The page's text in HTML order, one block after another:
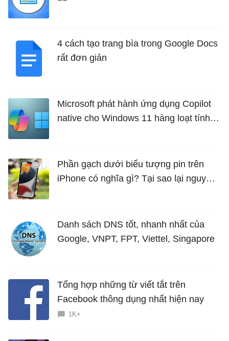
4 cách tạo trang bìa trong Google Docs
rất đơn giản
Microsoft phát hành ứng dụng Copilot
native cho Windows 11 hàng loạt tính
Phần gạch dưới biểu tượng pin trên
iPhone có nghĩa gì? Tại sao lại nguy
Danh sách DNS tốt, nhanh nhất của
Google, VNPT, FPT, Viettel, Singapore
Tổng hợp những từ viết tắt trên
Facebook thông dụng nhất hiện nay
1K+